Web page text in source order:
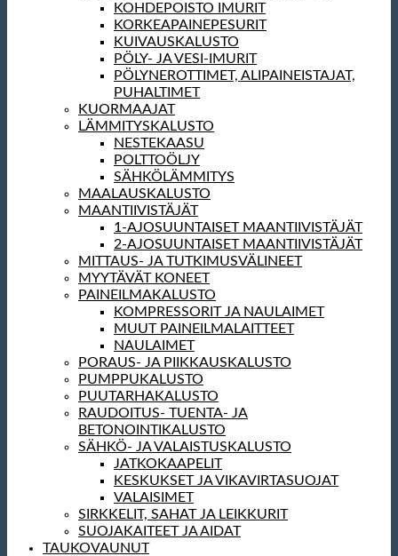
KOHDEPOISTO IMURIT
KORKEAPAINEPESURIT
KUIVAUSKALUSTO
PÖLY- JA VESI-IMURIT
PÖLYNEROTTIMET, ALIPAINEISTAJAT,
PUHALTIMET
KUORMAAJAT
LÄMMITYSKALUSTO
NESTEKAASU
POLTTOÖLJY
SÄHKÖLÄMMITYS
MAALAUSKALUSTO
MAANTIIVISTÄJÄT
1-AJOSUUNTAISET MAANTIIVISTÄJÄT
2-AJOSUUNTAISET MAANTIIVISTÄJÄT
MITTAUS- JA TUTKIMUSVÄLINEET
MYYTÄVÄT KONEET
PAINEILMAKALUSTO
KOMPRESSORIT JA NAULAIMET
MUUT PAINEILMALAITTEET
NAULAIMET
PORAUS- JA PIIKKAUSKALUSTO
PUMPPUKALUSTO
PUUTARHAKALUSTO
RAUDOITUS- TUENTA- JA
BETONOINTIKALUSTO
SÄHKÖ- JA VALAISTUSKALUSTO
JATKOKAAPELIT
KESKUKSET JA VIKAVIRTASUOJAT
VALAISIMET
SIRKKELIT, SAHAT JA LEIKKURIT
SUOJAKAITEET JA AIDAT
TAUKOVAUNUT